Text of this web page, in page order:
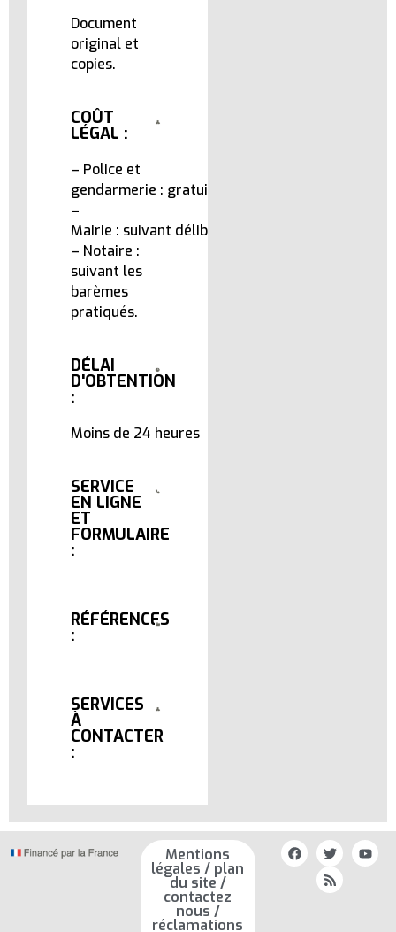
Document
original et
copies.
COÛT
LÉGAL :
– Police et
gendarmerie : gratuit.
–
Mairie : suivant délibération du Conseil.
– Notaire :
suivant les
barèmes
pratiqués.
DÉLAI
D'OBTENTION
:
Moins de 24 heures
SERVICE
EN LIGNE
ET
FORMULAIRE
:
RÉFÉRENCES
:
SERVICES
À
CONTACTER
:
Mentions
légales / plan
du site /
contactez
nous /
réclamations